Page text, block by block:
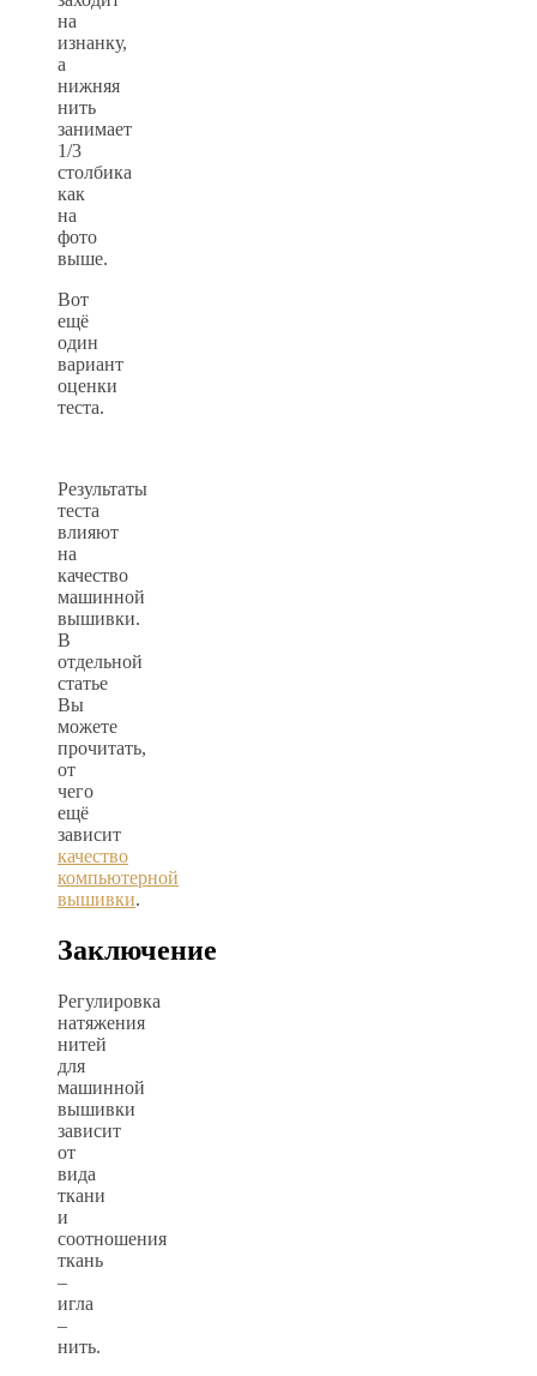
на
изнанку,
а
нижняя
нить
занимает
1/3
столбика
как
на
фото
выше.
Вот
ещё
один
вариант
оценки
теста.
Результаты
теста
влияют
на
качество
машинной
вышивки.
В
отдельной
статье
Вы
можете
прочитать,
от
чего
ещё
зависит
качество
компьютерной
вышивки.
Заключение
Регулировка
натяжения
нитей
для
машинной
вышивки
зависит
от
вида
ткани
и
соотношения
ткань
–
игла
–
нить.